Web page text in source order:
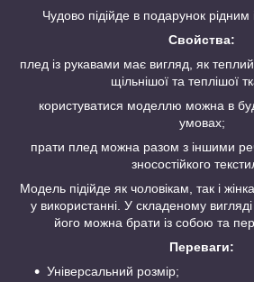
Чудово підійде в подарунок
Свойства:
плед із рукавами має вигляд, як
щільнішої та теплішої
користуватися моделлю можна в
умовах;
прати плед можна разом з іншими
зносостійкого
Модель підійде як чоловікам, так і
у використанні. У складеному
його можна брати із собою та
Переваги:
Універсальний розмір;